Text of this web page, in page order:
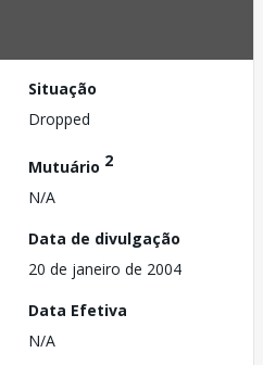
Situação
Dropped
Mutuário 2
N/A
Data de divulgação
20 de janeiro de 2004
Data Efetiva
N/A